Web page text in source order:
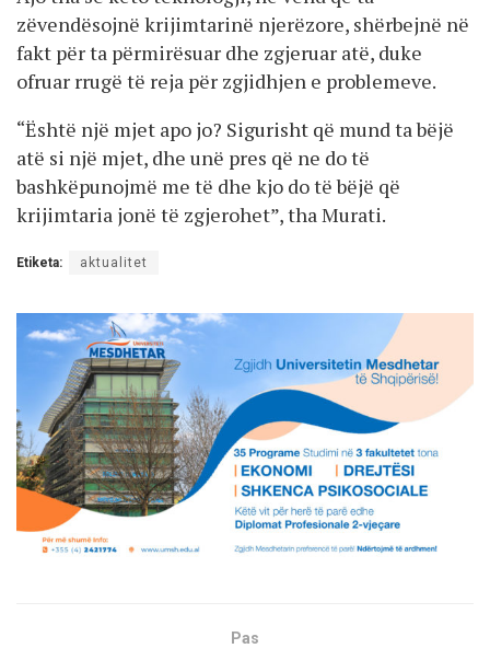
zëvendësojnë krijimtarinë njerëzore, shërbejnë në
fakt për ta përmirësuar dhe zgjeruar atë, duke
ofruar rrugë të reja për zgjidhjen e problemeve.
“Është një mjet apo jo? Sigurisht që mund ta bëjë
atë si një mjet, dhe unë pres që ne do të
bashkëpunojmë me të dhe kjo do të bëjë që
krijimtaria jonë të zgjerohet”, tha Murati.
Etiketa: aktualitet
Pas